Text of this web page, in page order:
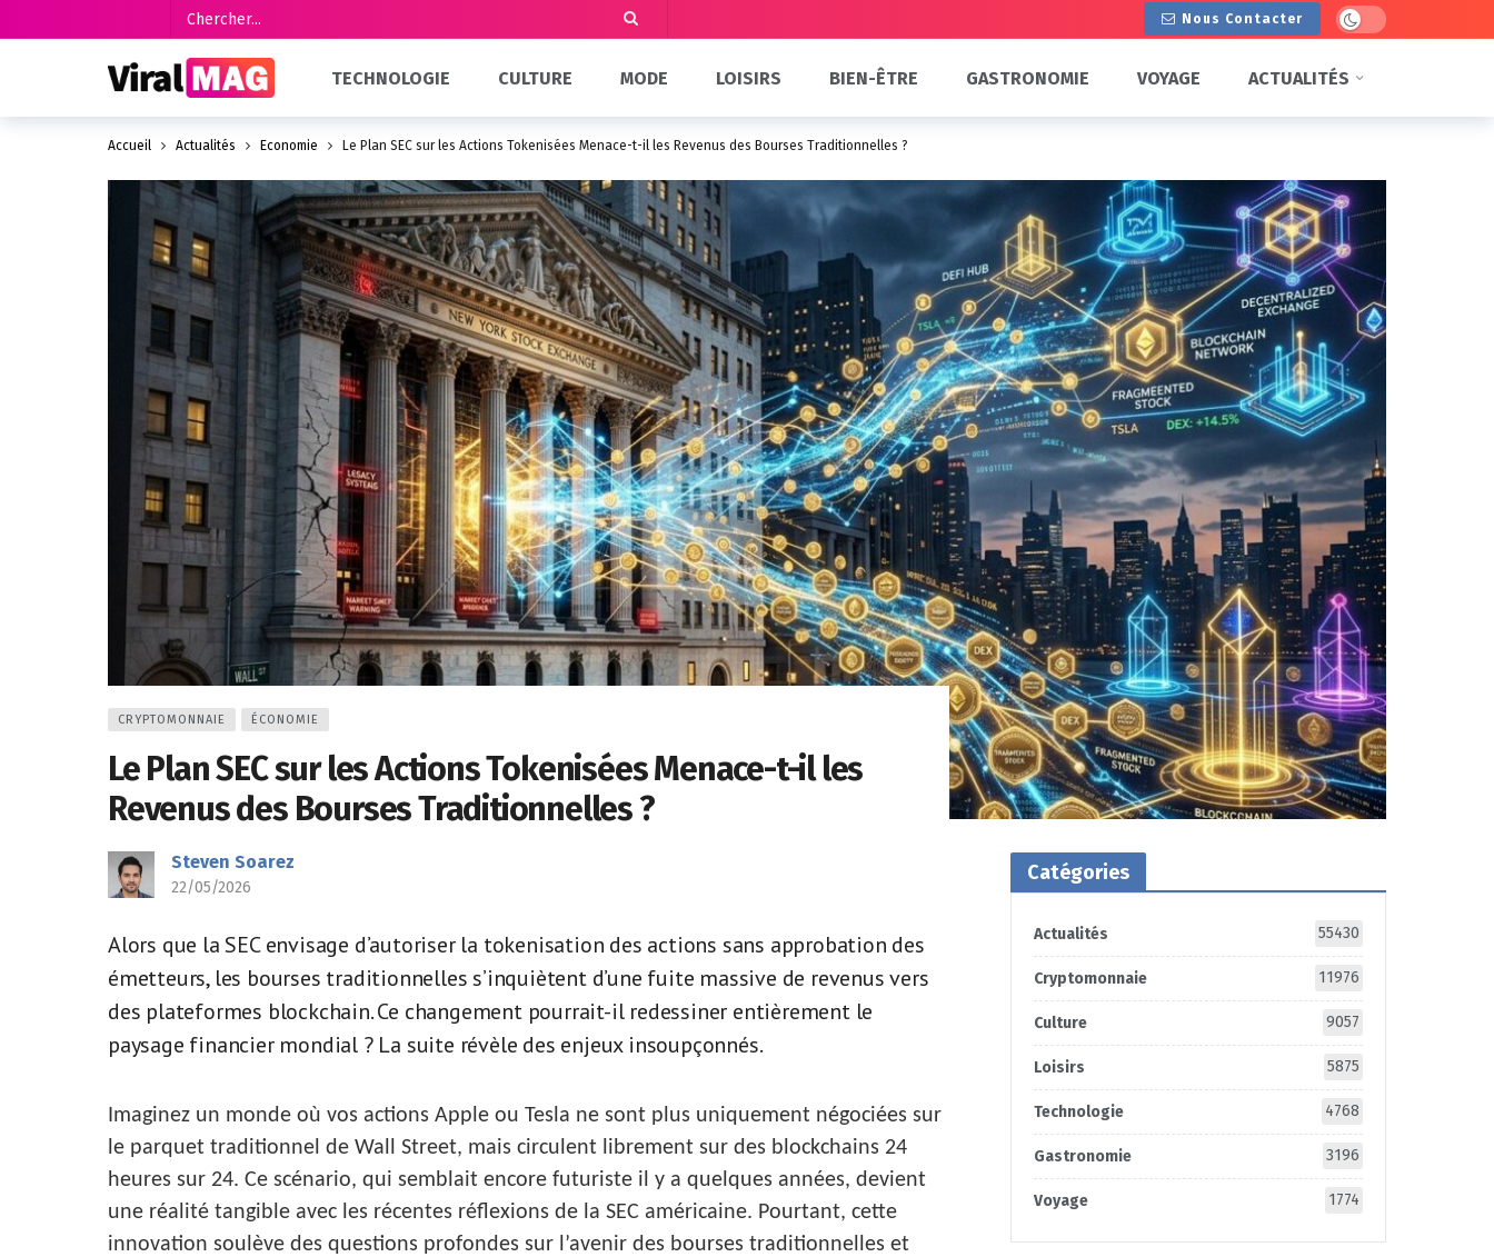
Nous Contacter Dark mode
TECHNOLOGIE CULTURE MODE LOISIRS BIEN-ÊTRE GASTRONOMIE VOYAGE ACTUALITÉS
Accueil Actualités Économie Le Plan SEC sur les Actions Tokenisées Menace-t-il les Revenus des Bourses Traditionnelles ?
CRYPTOMONNAIE ÉCONOMIE
Le Plan SEC sur les Actions Tokenisées Menace-t-il les
Revenus des Bourses Traditionnelles ?
Steven Soarez
22/05/2026
Alors que la SEC envisage d’autoriser la tokenisation des actions sans approbation des
émetteurs, les bourses traditionnelles s’inquiètent d’une fuite massive de revenus vers
des plateformes blockchain. Ce changement pourrait-il redessiner entièrement le
paysage financier mondial ? La suite révèle des enjeux insoupçonnés.
Imaginez un monde où vos actions Apple ou Tesla ne sont plus uniquement négociées sur
le parquet traditionnel de Wall Street, mais circulent librement sur des blockchains 24
heures sur 24. Ce scénario, qui semblait encore futuriste il y a quelques années, devient
une réalité tangible avec les récentes réflexions de la SEC américaine. Pourtant, cette
innovation soulève des questions profondes sur l’avenir des bourses traditionnelles et
Catégories
Actualités 55430
Cryptomonnaie 11976
Culture 9057
Loisirs 5875
Technologie 4768
Gastronomie 3196
Voyage 1774